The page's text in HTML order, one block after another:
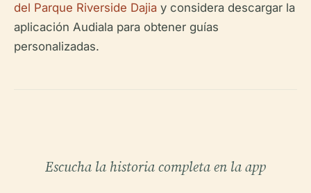
del Parque Riverside Dajia y considera descargar la
aplicación Audiala para obtener guías
personalizadas.
Escucha la historia completa en la app